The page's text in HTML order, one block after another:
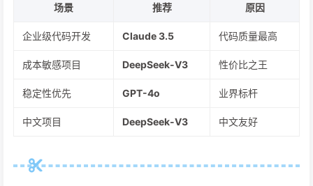
场景 推荐 原因
企业级代码开发 Claude 3.5 代码质量最高
成本敏感项目 DeepSeek-V3 性价比之王
稳定性优先 GPT-4o 业界标杆
中文项目 DeepSeek-V3 中文友好